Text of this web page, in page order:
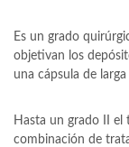
Es un grado
objetivan los
una cápsula de
Hasta un grado II el
combinación de